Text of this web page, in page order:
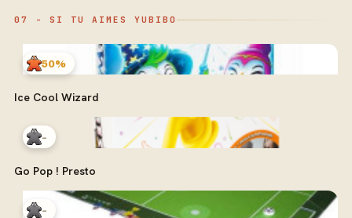
07 - SI TU AIMES YUBIBO
50%
Ice Cool Wizard
-
Go Pop ! Presto
-